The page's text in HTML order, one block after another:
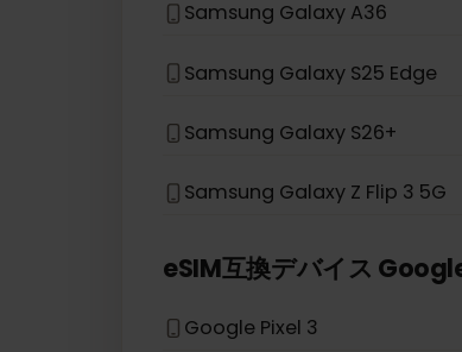
Samsung Galaxy A54 5G
Samsung Galaxy S20 Ultra
Samsung Galaxy S25 Edge
Samsung Galaxy S26+